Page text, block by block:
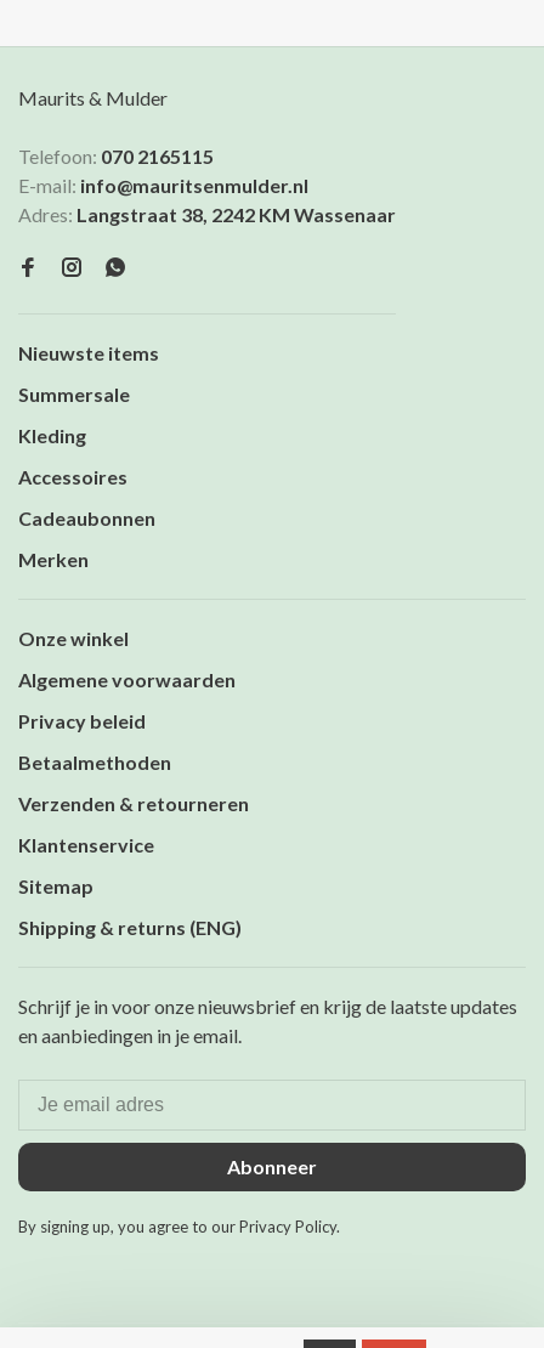
Maurits & Mulder
Telefoon: 070 2165115
E-mail: info@mauritsenmulder.nl
Adres: Langstraat 38, 2242 KM Wassenaar
Nieuwste items
Summersale
Kleding
Accessoires
Cadeaubonnen
Merken
Onze winkel
Algemene voorwaarden
Privacy beleid
Betaalmethoden
Verzenden & retourneren
Klantenservice
Sitemap
Shipping & returns (ENG)
Schrijf je in voor onze nieuwsbrief en krijg de laatste updates
en aanbiedingen in je email.
Abonneer
By signing up, you agree to our Privacy Policy.